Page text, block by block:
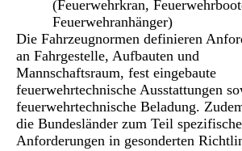
(Feuerwehrkran,
Feuerwehranhänger)
Die Fahrzeugnormen definieren
an Fahrgestelle, Aufbauten und
Mannschaftsraum, fest eingebaute
feuerwehrtechnische Ausstattungen
feuerwehrtechnische Beladung.
die Bundesländer zum Teil
Anforderungen in gesonderten